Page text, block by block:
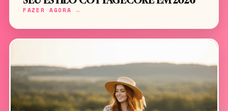
FAZER AGORA →